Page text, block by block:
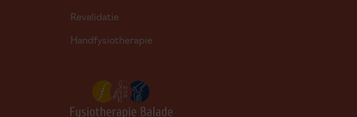
Revalidatie
Handfysiotherapie